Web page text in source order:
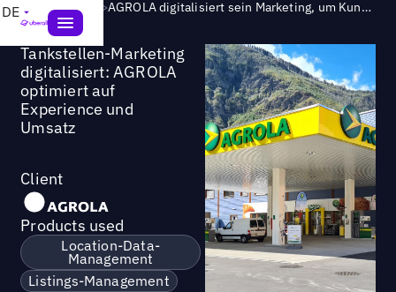
DE Success Story > AGROLA digitalisiert sein Marketing, um Kundenerlebnis und Vertrieb zu optimieren
Tankstellen-Marketing
digitalisiert: AGROLA
optimiert auf
Experience und
Umsatz
Client
Products used
Location-Data-
Management
Listings-Management